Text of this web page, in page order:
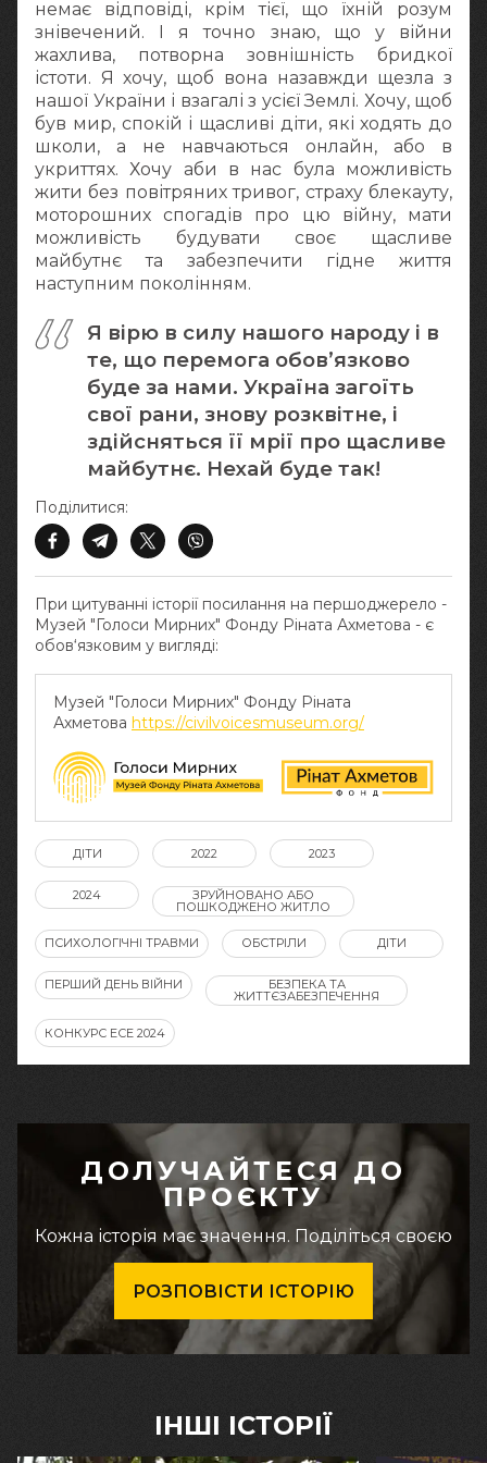
немає відповіді, крім тієї, що їхній розум
знівечений. І я точно знаю, що у війни
жахлива, потворна зовнішність бридкої
істоти. Я хочу, щоб вона назавжди щезла з
нашої України і взагалі з усієї Землі. Хочу, щоб
був мир, спокій і щасливі діти, які ходять до
школи, а не навчаються онлайн, або в
укриттях. Хочу аби в нас була можливість
жити без повітряних тривог, страху блекауту,
моторошних спогадів про цю війну, мати
можливість будувати своє щасливе
майбутнє та забезпечити гідне життя
наступним поколінням.
Я вірю в силу нашого народу і в
те, що перемога обов’язково
буде за нами. Україна загоїть
свої рани, знову розквітне, і
здійсняться її мрії про щасливе
майбутнє. Нехай буде так!
При цитуванні історії посилання на першоджерело -
Музей "Голоси Мирних" Фонду Ріната Ахметова - є
обов‘язковим у вигляді:
Музей "Голоси Мирних" Фонду Ріната
Ахметова https://civilvoicesmuseum.org/
Поділитися:
ДІТИ 2022 2023
2024 ЗРУЙНОВАНО АБО
ПОШКОДЖЕНО ЖИТЛО
ПСИХОЛОГІЧНІ ТРАВМИ ОБСТРІЛИ ДІТИ
ПЕРШИЙ ДЕНЬ ВІЙНИ БЕЗПЕКА ТА
ЖИТТЄЗАБЕЗПЕЧЕННЯ
КОНКУРС ЕСЕ 2024
ДОЛУЧАЙТЕСЯ ДО
ПРОЄКТУ
Кожна історія має значення. Поділіться своєю
РОЗПОВІСТИ ІСТОРІЮ
ІНШІ ІСТОРІЇ